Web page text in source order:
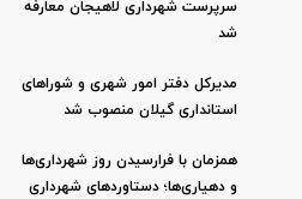
سرپرست شهرداری لاهیجان معارفه
شد
مدیرکل دفتر امور شهری و شوراهای
استانداری گیلان منصوب شد
همزمان با فرارسیدن روز شهرداری‌ها
و دهیاری‌ها؛ دستاوردهای شهرداری